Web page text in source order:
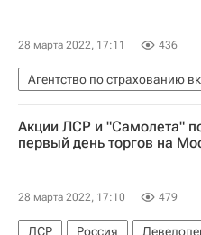
28 марта 2022, 17:11 436
Агентство по страхованию
Российский аукционный дом
Земельные участки
Акции ЛСР и "Самолета"
первый день торгов на
28 марта 2022, 17:10 479
ЛСР Россия